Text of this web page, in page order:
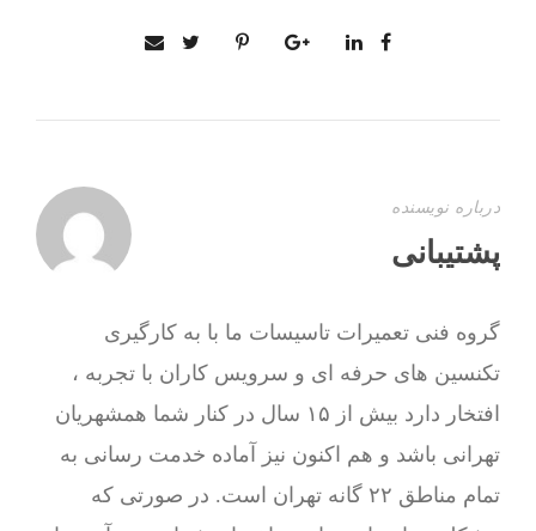
درباره نویسنده
پشتیبانی
گروه فنی تعمیرات تاسیسات ما با به‌ کارگیری
تکنسین های حرفه ای و سرویس کاران با تجربه ،
افتخار دارد بیش از ۱۵ سال در کنار شما همشهریان
تهرانی باشد و هم اکنون نیز آماده خدمت رسانی به
تمام مناطق ۲۲ گانه تهران است. در صورتی که